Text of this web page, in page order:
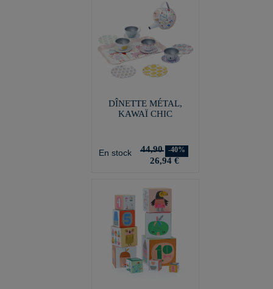
DÎNETTE MÉTAL,
KAWAÏ CHIC
En stock 44,90 -40%
26,94 €